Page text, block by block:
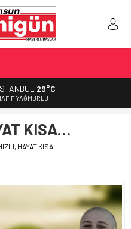
EN BÜYÜK HATALAR
29°C
YAĞMURLU
KISA…
HAYAT KISA…